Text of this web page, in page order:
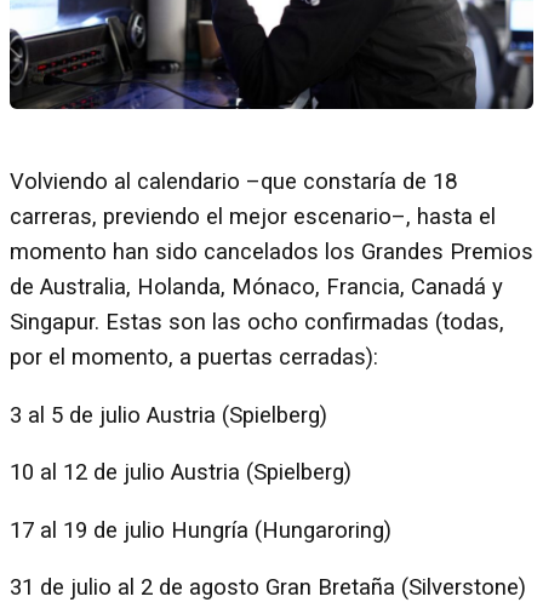
Volviendo al calendario –que constaría de 18
carreras, previendo el mejor escenario–, hasta el
momento han sido cancelados los Grandes Premios
de Australia, Holanda, Mónaco, Francia, Canadá y
Singapur. Estas son las ocho confirmadas (todas,
por el momento, a puertas cerradas):
3 al 5 de julio Austria (Spielberg)
10 al 12 de julio Austria (Spielberg)
17 al 19 de julio Hungría (Hungaroring)
31 de julio al 2 de agosto Gran Bretaña (Silverstone)